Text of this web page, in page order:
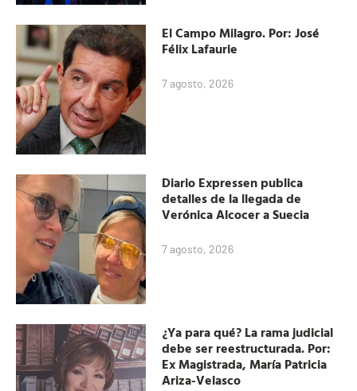
El Campo Milagro. Por: José
Félix Lafaurie
7 agosto, 2026
Diario Expressen publica
detalles de la llegada de
Verónica Alcocer a Suecia
7 agosto, 2026
¿Ya para qué? La rama judicial
debe ser reestructurada. Por:
Ex Magistrada, María Patricia
Ariza-Velasco